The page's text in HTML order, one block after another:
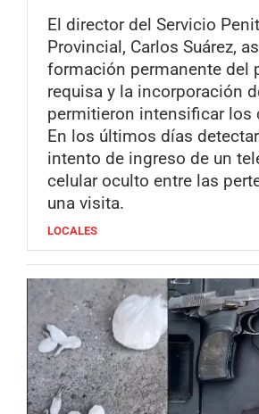
El director del Servicio
Provincial, Carlos Suárez,
formación permanente del
requisa y la incorporación
permitieron intensificar los
En los últimos días
intento de ingreso de un
celular oculto entre las
una visita.
LOCALES